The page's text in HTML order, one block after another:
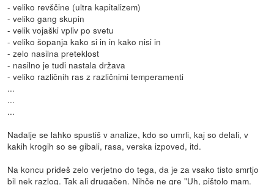
- veliko revščine (ultra kapitalizem)
- veliko gang skupin
- velik vojaški vpliv po svetu
- veliko šopanja kako si in in kako nisi in
- zelo nasilna preteklost
- nasilno je tudi nastala država
- veliko različnih ras z različnimi temperamenti
...
...
...
Nadalje se lahko spustiš v analize, kdo so umrli, kaj so delali, v
kakih krogih so se gibali, rasa, verska izpoved, itd.
Na koncu prideš zelo verjetno do tega, da je za vsako tisto smrtjo
bil nek razlog. Tak ali drugačen. Nihče ne gre "Uh, pištolo mam.